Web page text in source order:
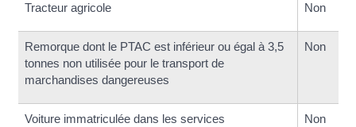
Tracteur agricole Non
Remorque dont le PTAC est inférieur ou égal à 3,5
tonnes non utilisée pour le transport de
marchandises dangereuses
Non
Voiture immatriculée dans les services
Non